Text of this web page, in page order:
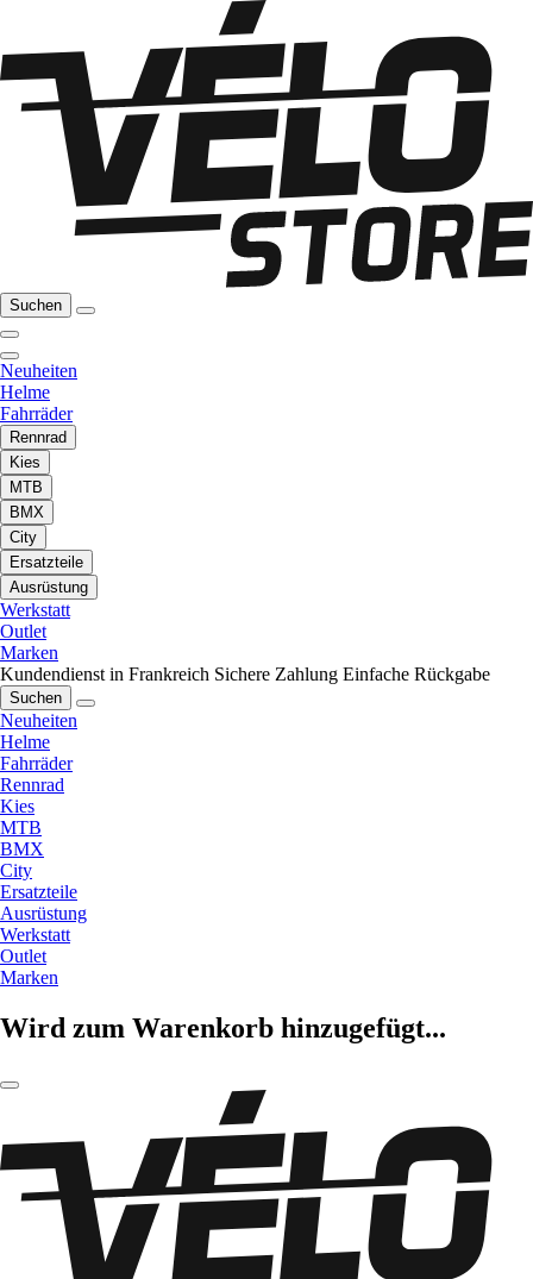
Suchen
Neuheiten
Helme
Fahrräder
Rennrad
Kies
MTB
BMX
City
Ersatzteile
Ausrüstung
Werkstatt
Outlet
Marken
Kundendienst in Frankreich Sichere Zahlung Einfache Rückgabe
Suchen
Neuheiten
Helme
Fahrräder
Rennrad
Kies
MTB
BMX
City
Ersatzteile
Ausrüstung
Werkstatt
Outlet
Marken
Wird zum Warenkorb hinzugefügt...